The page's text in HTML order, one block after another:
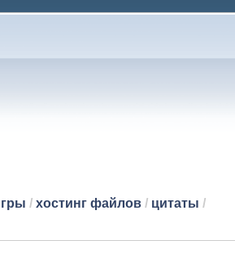
/ хостинг файлов/ цитаты /